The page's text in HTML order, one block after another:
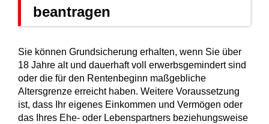
beantragen
Sie können Grundsicherung erhalten, wenn Sie über
18 Jahre alt und dauerhaft voll erwerbsgemindert sind
oder die für den Rentenbeginn maßgebliche
Altersgrenze erreicht haben. Weitere Voraussetzung
ist, dass Ihr eigenes Einkommen und Vermögen oder
das Ihres Ehe- oder Lebenspartners beziehungsweise